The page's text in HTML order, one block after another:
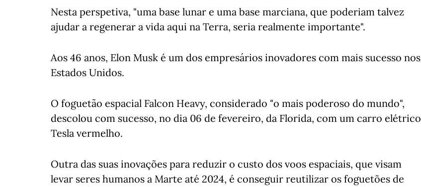
Nesta perspetiva, "uma base lunar e uma base marciana, que poderiam talvez
ajudar a regenerar a vida aqui na Terra, seria realmente importante".
Aos 46 anos, Elon Musk é um dos empresários inovadores com mais sucesso nos
Estados Unidos.
O foguetão espacial Falcon Heavy, considerado "o mais poderoso do mundo",
descolou com sucesso, no dia 06 de fevereiro, da Florida, com um carro elétrico
Tesla vermelho.
Outra das suas inovações para reduzir o custo dos voos espaciais, que visam
levar seres humanos a Marte até 2024, é conseguir reutilizar os foguetões de